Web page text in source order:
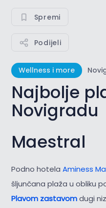
Spremi
Podijeli
Wellness i more
Najbolje
Novigradu
Maestral
Podno hotela Aminess
šljunčana plaža u obliku
Plavom zastavomdugi